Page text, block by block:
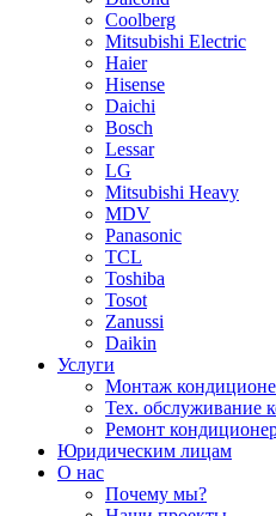
Coolberg
Mitsubishi Electric
Haier
Hisense
Daichi
Bosch
Lessar
LG
Mitsubishi Heavy
MDV
Panasonic
TCL
Toshiba
Tosot
Zanussi
Daikin
Услуги
Монтаж
Тех. обслуживание
Ремонт
Юридическим лицам
О нас
Почему мы?